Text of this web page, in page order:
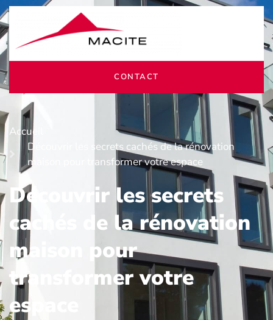
CONTACT
Accueil
Découvrir les secrets cachés de la rénovation
maison pour transformer votre espace
Découvrir les secrets
cachés de la rénovation
maison pour
transformer votre
espace